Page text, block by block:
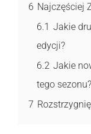
6 Najczęściej
6.1 Jakie
edycji?
6.2 Jakie
tego sezonu?
7